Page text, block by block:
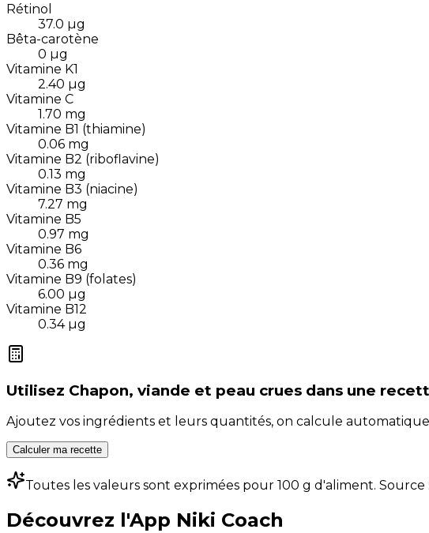
Rétinol
37.0 µg
Bêta-carotène
0 µg
Vitamine K1
2.40 µg
Vitamine C
1.70 mg
Vitamine B1 (thiamine)
0.06 mg
Vitamine B2 (riboflavine)
0.13 mg
Vitamine B3 (niacine)
7.27 mg
Vitamine B5
0.97 mg
Vitamine B6
0.36 mg
Vitamine B9 (folates)
6.00 µg
Vitamine B12
0.34 µg
Utilisez Chapon, viande et peau crues dans une
Ajoutez vos ingrédients et leurs quantités, on calcule
Calculer ma recette
Toutes les valeurs sont exprimées pour 100 g d'aliment. Source :
Découvrez l'App Niki Coach